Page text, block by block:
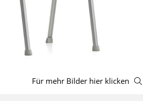
Für mehr Bilder hier klicken